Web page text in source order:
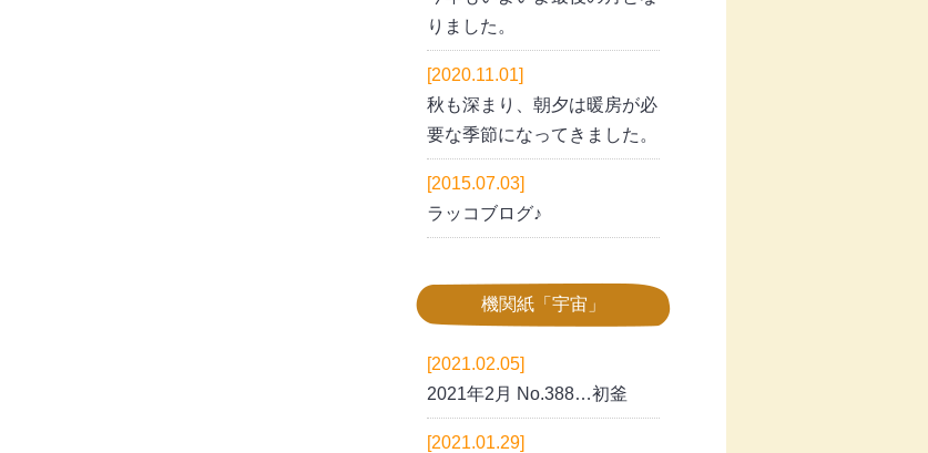
りました。
[2020.11.01]
秋も深まり、朝夕は暖房が必
要な季節になってきました。
[2015.07.03]
ラッコブログ♪
機関紙「宇宙」
[2021.02.05]
2021年2月 No.388…初釜
[2021.01.29]